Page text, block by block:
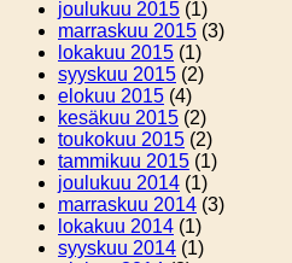
joulukuu 2015 (1)
marraskuu 2015 (3)
lokakuu 2015 (1)
syyskuu 2015 (2)
elokuu 2015 (4)
kesäkuu 2015 (2)
toukokuu 2015 (2)
tammikuu 2015 (1)
joulukuu 2014 (1)
marraskuu 2014 (3)
lokakuu 2014 (1)
syyskuu 2014 (1)